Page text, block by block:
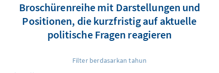
Broschürenreihe mit Darstellungen und
Positionen, die kurzfristig auf aktuelle
politische Fragen reagieren
Filter berdasarkan tahun